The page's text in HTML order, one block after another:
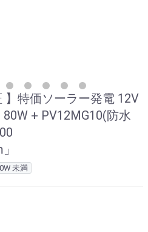
】特価ソーラー発電 12V
+ PV12MG10(防水
未満